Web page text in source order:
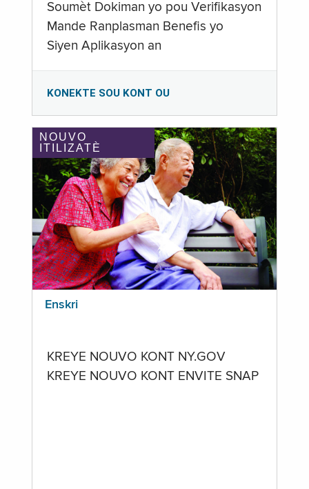
Soumèt Dokiman yo pou Verifikasyon
Mande Ranplasman Benefis yo
Siyen Aplikasyon an
KONEKTE SOU KONT OU
NOUVO
ITILIZATÈ
Enskri
KREYE NOUVO KONT NY.GOV
KREYE NOUVO KONT ENVITE SNAP